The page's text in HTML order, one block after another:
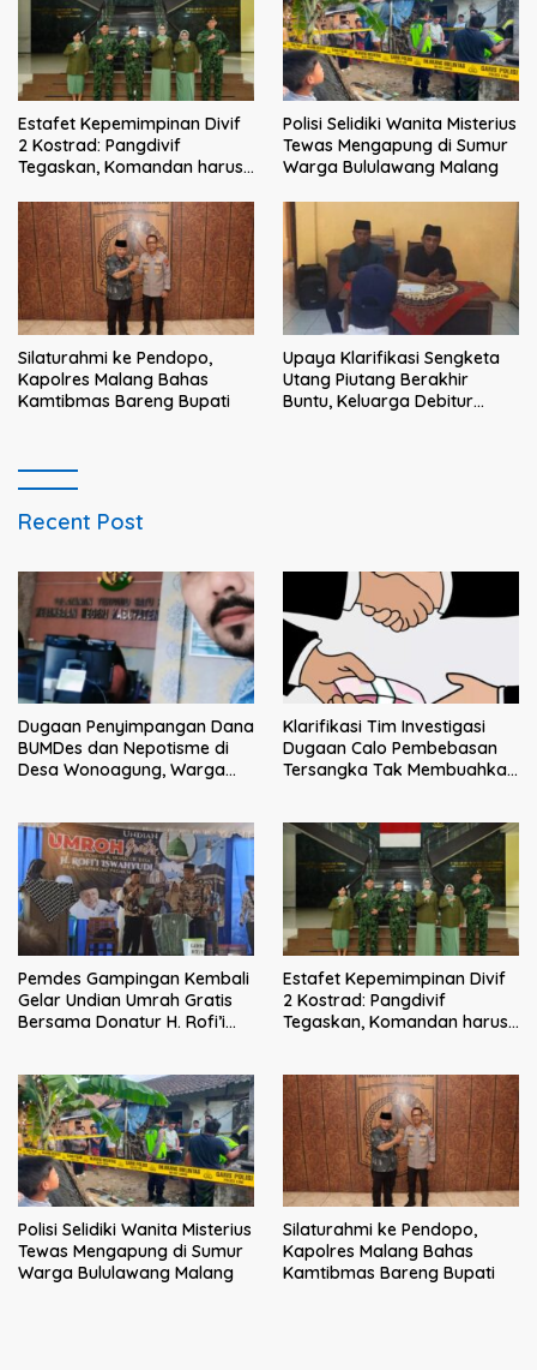
Estafet Kepemimpinan Divif
2 Kostrad: Pangdivif
Tegaskan, Komandan harus
dan solusi bagi prajurit
Polisi Selidiki Wanita Misterius
Tewas Mengapung di Sumur
Warga Bululawang Malang
Silaturahmi ke Pendopo,
Kapolres Malang Bahas
Kamtibmas Bareng Bupati
Upaya Klarifikasi Sengketa
Utang Piutang Berakhir
Buntu, Keluarga Debitur
Recent Post
Dugaan Penyimpangan Dana
BUMDes dan Nepotisme di
Desa Wonoagung, Warga
Klarifikasi Tim Investigasi
Dugaan Calo Pembebasan
Tersangka Tak Membuahkan
Pemdes Gampingan Kembali
Gelar Undian Umrah Gratis
Bersama Donatur H. Rofi’i
Estafet Kepemimpinan Divif
2 Kostrad: Pangdivif
Tegaskan, Komandan harus
Polisi Selidiki Wanita Misterius
Tewas Mengapung di Sumur
Warga Bululawang Malang
Silaturahmi ke Pendopo,
Kapolres Malang Bahas
Kamtibmas Bareng Bupati